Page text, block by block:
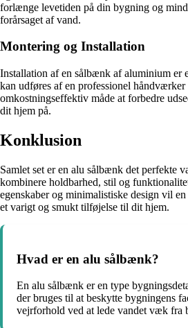
forlænge levetiden på din bygning og
forårsaget af vand.
Montering og Installation
Installation af en sålbænk af aluminium er
kan udføres af en professionel
omkostningseffektiv måde at forbedre
dit hjem på.
Konklusion
Samlet set er en alu sålbænk det perfekte
kombinere holdbarhed, stil og
egenskaber og minimalistiske design vil
et varigt og smukt tilføjelse til dit hjem.
Hvad er en alu sålbænk?
En alu sålbænk er en type
der bruges til at beskytte bygningens
vejrforhold ved at lede vandet væk fra